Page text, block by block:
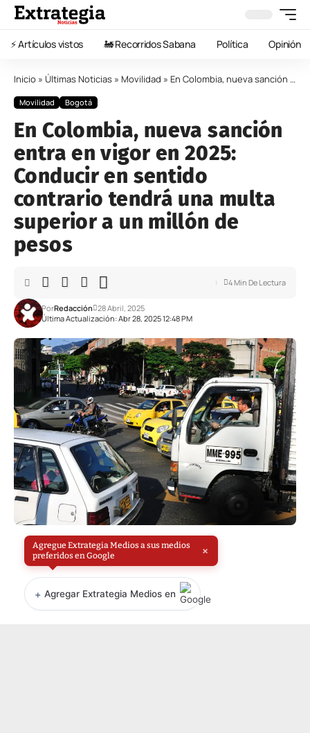
⚡️ Artículos vistos 🚂 Recorridos Sabana Política Opinión
Inicio » Últimas Noticias » Movilidad » En Colombia, nueva sanción entra en vigor en 2025: Conducir en sentido contrario tendrá una multa superior a un millón de pesos
Movilidad Bogotá
En Colombia, nueva sanción
entra en vigor en 2025:
Conducir en sentido
contrario tendrá una multa
superior a un millón de
pesos
Última Actualización: Abr 28, 2025 12:48 PM
PorRedacción 28 Abril, 2025
4 Min De Lectura
Agregue Extrategia Medios a sus medios
preferidos en Google
×
+ Agregar Extrategia Medios en